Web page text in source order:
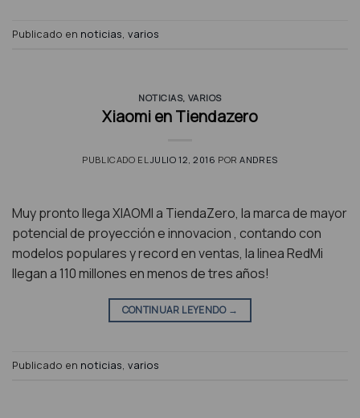
Publicado en noticias, varios
NOTICIAS, VARIOS
Xiaomi en Tiendazero
PUBLICADO ELJULIO 12, 2016 PORANDRES
Muy pronto llega XIAOMI a TiendaZero, la marca de mayor
potencial de proyección e innovacion , contando con
modelos populares y record en ventas, la linea RedMi
llegan a 110 millones en menos de tres años!
CONTINUAR LEYENDO →
Publicado en noticias, varios